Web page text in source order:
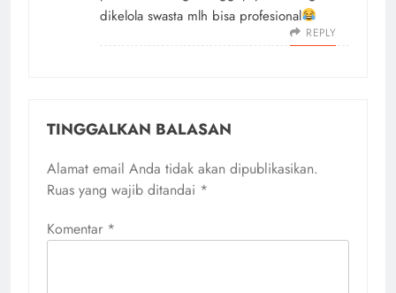
dikelola swasta mlh bisa profesional
REPLY
TINGGALKAN BALASAN
Alamat email Anda tidak akan dipublikasikan.
Ruas yang wajib ditandai *
Komentar *